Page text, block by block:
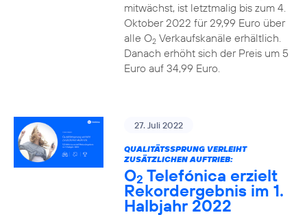
mitwächst, ist letztmalig bis zum 4.
Oktober 2022 für 29,99 Euro über
alle O2Verkaufskanäle erhältlich.
Danach erhöht sich der Preis um 5
Euro auf 34,99 Euro.
27. Juli 2022
QUALITÄTSSPRUNG VERLEIHT
ZUSÄTZLICHEN AUFTRIEB:
O2 Telefónica erzielt
Rekordergebnis im 1.
Halbjahr 2022